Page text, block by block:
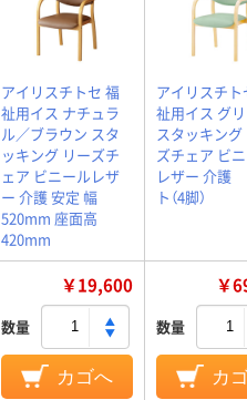
アイリスチトセ 福
祉用イス ナチュラ
ル／ブラウン スタ
ッキング リーズチ
ェア ビニールレザ
ー 介護 安定 幅
520mm 座面高
420mm
アイリスチト
祉用イス グ
スタッキング
ズチェア ビ
レザー 介護
ト（4脚）
￥19,600
数量
カゴへ
￥
数量
カ